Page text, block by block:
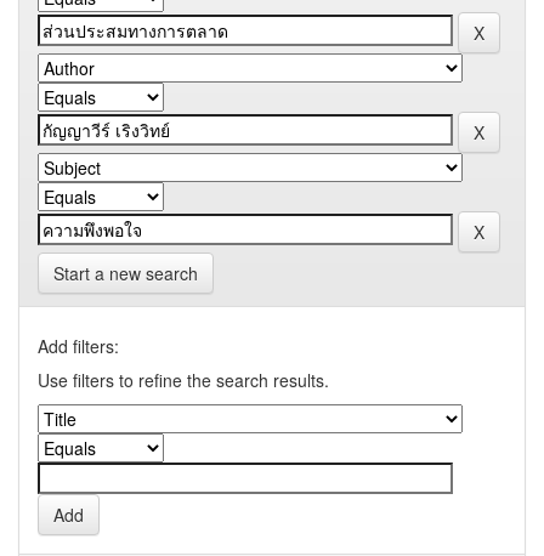
Start a new search
Add filters:
Use filters to refine the search results.